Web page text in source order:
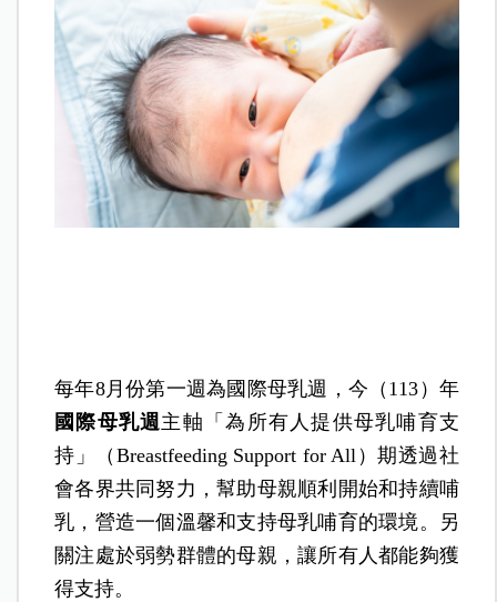
每年8月份第一週為國際母乳週，今（113）年
國際母乳週主軸「為所有人提供母乳哺育支
持」（Breastfeeding Support for All）期透過社
會各界共同努力，幫助母親順利開始和持續哺
乳，營造一個溫馨和支持母乳哺育的環境。另
關注處於弱勢群體的母親，讓所有人都能夠獲
得支持。